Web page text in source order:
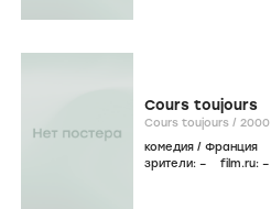
Cours toujours
Cours toujours / 2000
комедия / Франция
зрители: – film.ru: –